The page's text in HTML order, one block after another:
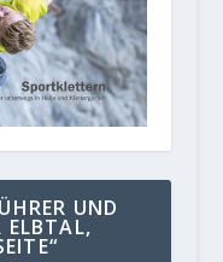
UND
ELBTAL,